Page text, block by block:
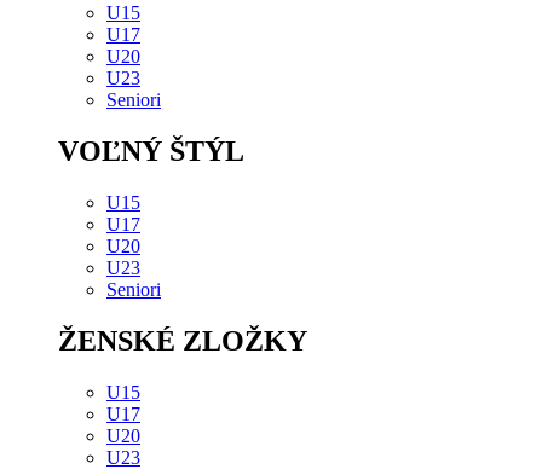
U15
U17
U20
U23
Seniori
VOĽNÝ ŠTÝL
U15
U17
U20
U23
Seniori
ŽENSKÉ ZLOŽKY
U15
U17
U20
U23